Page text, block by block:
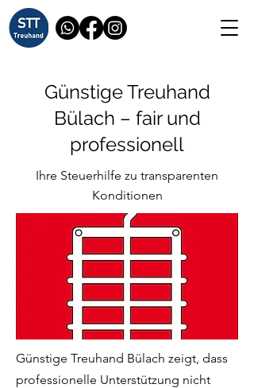
Günstige Treuhand
Bülach – fair und
professionell
Ihre Steuerhilfe zu transparenten
Konditionen
Günstige Treuhand Bülach zeigt, dass
professionelle Unterstützung nicht